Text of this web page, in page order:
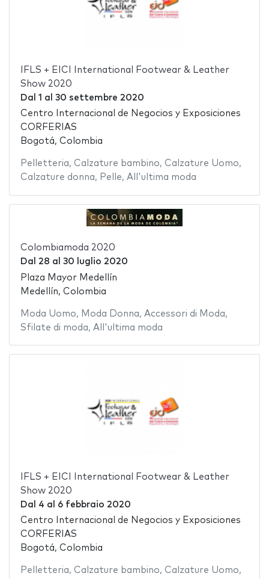
IFLS + EICI International Footwear & Leather
Show 2020
Dal 1 al 30 settembre 2020
Centro Internacional de Negocios y Exposiciones
CORFERIAS
Bogotá, Colombia
Pelletteria, Calzature bambino, Calzature Uomo,
Calzature donna, Pelle, All'ultima moda
Colombiamoda 2020
Dal 28 al 30 luglio 2020
Plaza Mayor Medellín
Medellín, Colombia
Moda Uomo, Moda Donna, Accessori di Moda,
Sfilate di moda, All'ultima moda
IFLS + EICI International Footwear & Leather
Show 2020
Dal 4 al 6 febbraio 2020
Centro Internacional de Negocios y Exposiciones
CORFERIAS
Bogotá, Colombia
Pelletteria, Calzature bambino, Calzature Uomo,